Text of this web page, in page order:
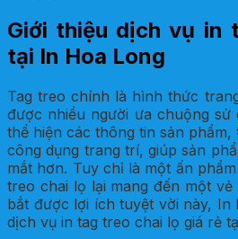
Giới thiệu dịch vụ in
tại In Hoa Long
Tag treo chính là hình thức
được nhiều người ưa chuộng sử
thể hiện các thông tin sản
công dụng trang trí, giúp sản
mắt hơn. Tuy chỉ là một ấn
treo chai lọ lại mang đến một vẻ
bắt được lợi ích tuyệt vời này, In
dịch vụ in tag treo chai lọ giá rẻ